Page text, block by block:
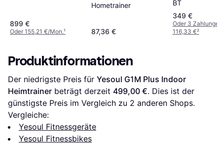
899 €
Oder 155,21 €/Mon.¹
Hometrainer
87,36 €
BT
349 €
Oder 3
116,33 €²
Produktinformationen
Der niedrigste Preis für Yesoul G1M Plus Indoor
Heimtrainer beträgt derzeit 499,00 €. Dies ist der
günstigste Preis im Vergleich zu 2 anderen Shops.
Vergleiche:
Yesoul Fitnessgeräte
Yesoul Fitnessbikes